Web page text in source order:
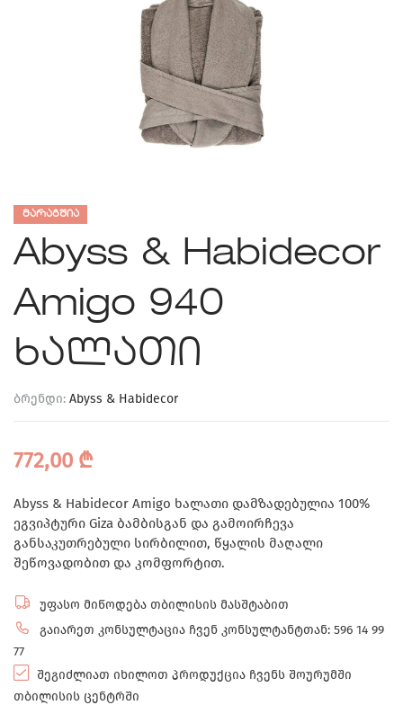
ᲛᲐᲠᲐᲒᲨᲘᲐ
Abyss & Habidecor
Amigo 940
ხალათი
ბრენდი: Abyss & Habidecor
772,00 ₾
Abyss & Habidecor Amigo ხალათი დამზადებულია 100%
ეგვიპტური Giza ბამბისგან და გამოირჩევა
განსაკუთრებული სირბილით, წყალის მაღალი
შეწოვადობით და კომფორტით.
უფასო მიწოდება თბილისის მასშტაბით
გაიარეთ კონსულტაცია ჩვენ კონსულტანტთან: 596 14 99
77
შეგიძლიათ იხილოთ პროდუქცია ჩვენს შოურუმში
თბილისის ცენტრში